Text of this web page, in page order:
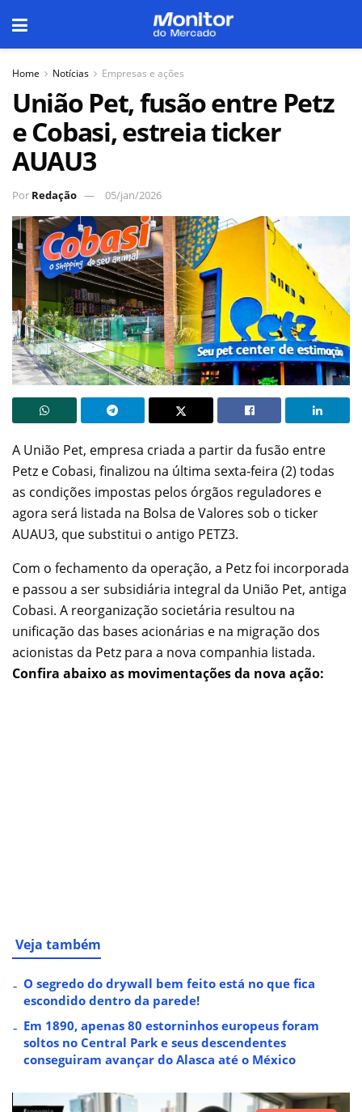
Home Notícias Empresas e ações
União Pet, fusão entre Petz
e Cobasi, estreia ticker
AUAU3
Por Redação 05/jan/2026
A União Pet, empresa criada a partir da fusão entre
Petz e Cobasi, finalizou na última sexta-feira (2) todas
as condições impostas pelos órgãos reguladores e
agora será listada na Bolsa de Valores sob o ticker
AUAU3, que substitui o antigo PETZ3.
Com o fechamento da operação, a Petz foi incorporada
e passou a ser subsidiária integral da União Pet, antiga
Cobasi. A reorganização societária resultou na
unificação das bases acionárias e na migração dos
acionistas da Petz para a nova companhia listada.
Confira abaixo as movimentações da nova ação:
Veja também
O segredo do drywall bem feito está no que fica
escondido dentro da parede!
Em 1890, apenas 80 estorninhos europeus foram
soltos no Central Park e seus descendentes
conseguiram avançar do Alasca até o México